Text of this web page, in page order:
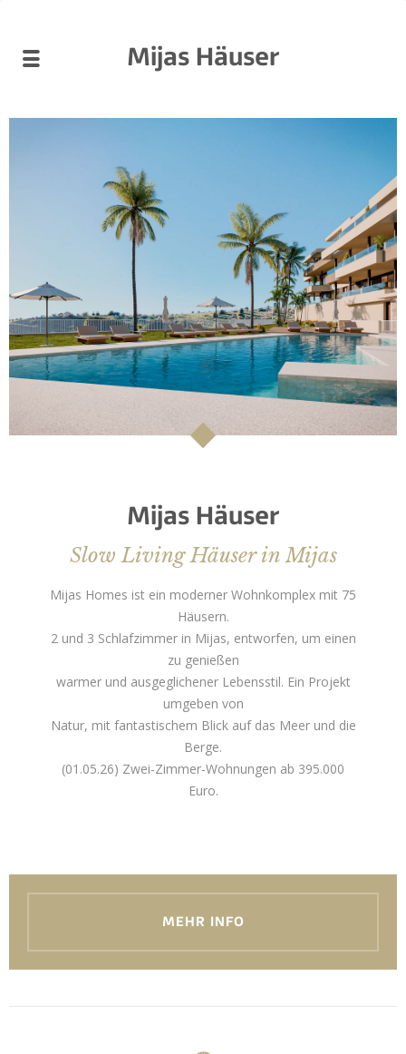
Mijas Häuser
Mijas Häuser
Slow Living Häuser in Mijas
Mijas Homes ist ein moderner Wohnkomplex mit 75
Häusern.
2 und 3 Schlafzimmer in Mijas, entworfen, um einen
zu genießen
warmer und ausgeglichener Lebensstil. Ein Projekt
umgeben von
Natur, mit fantastischem Blick auf das Meer und die
Berge.
(01.05.26) Zwei-Zimmer-Wohnungen ab 395.000
Euro.
MEHR INFO